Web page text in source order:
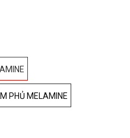
PHỦ MELAMINE